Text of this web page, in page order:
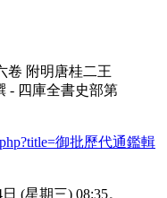
卷 附明唐桂二王
- 四庫全書史部第
御批歷代通鑑輯
(星期三) 08:35。